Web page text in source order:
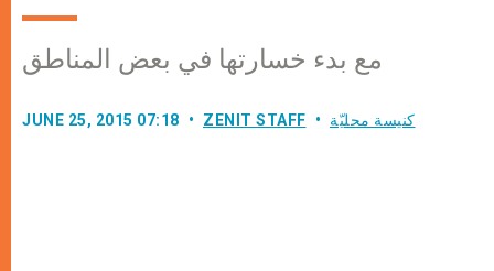
مع بدء خسارتها في بعض المناطق
JUNE 25, 2015 07:18 ZENIT STAFF كنيسة محليّة